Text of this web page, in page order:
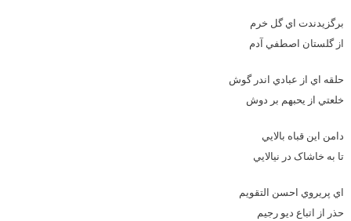
برگزيدندت اي گل خرم
از گلستان اصطفي آدم
حلقه اي از عبادي اندر گوش
خلعتي از يحبهم بر دوش
دامن اين قباه بالايي
تا به خاشاک در نيالايي
اي پريروي احسن التقويم
حذر از اتباع ديو رجيم